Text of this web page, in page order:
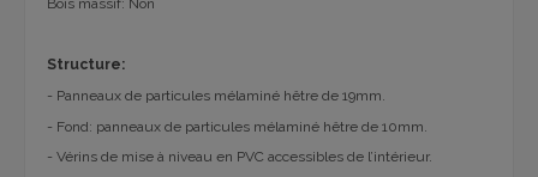
Bois massif: Non
Structure:
- Panneaux de particules mélaminé hêtre de 19mm.
- Fond: panneaux de particules mélaminé hêtre de 10mm.
- Vérins de mise à niveau en PVC accessibles de l’intérieur.